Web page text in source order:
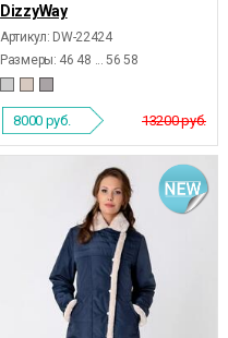
DizzyWay
Артикул: DW-22424
Размеры: 46 48 ... 56 58
13200 руб.
8000 руб.